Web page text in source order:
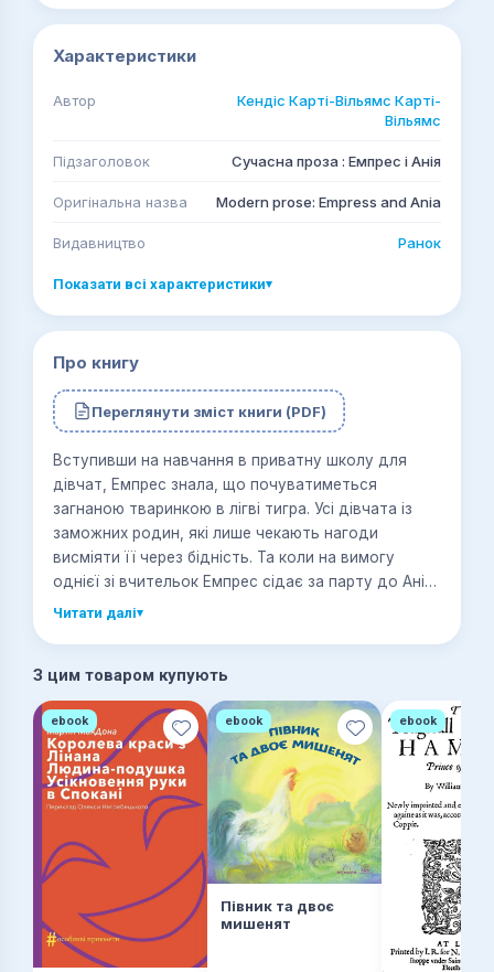
Характеристики
Автор
Кендіс Карті-Вільямс Карті-
Вільямс
Підзаголовок Сучасна проза : Емпрес і Анія
Оригінальна назва Modern prose: Empress and Ania
Видавництво Ранок
Показати всі характеристики▾
Про книгу
Переглянути зміст книги (PDF)
Вступивши на навчання в приватну школу для
дівчат, Емпрес знала, що почуватиметься
загнаною тваринкою в лігві тигра. Усі дівчата із
заможних родин, які лише чекають нагоди
висміяти її через бідність. Та коли на вимогу
однієї зі вчительок Емпрес сідає за парту до Анії,
дівчата не лише знаходять спільну мову, а й
Читати далі▾
З цим товаром купують
ebook ebook
Півник та двоє
мишенят
ebook